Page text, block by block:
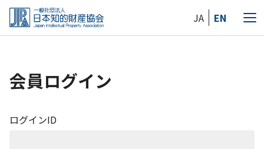
Skip
the
JA EN
メ
会員ログイン
ログインID